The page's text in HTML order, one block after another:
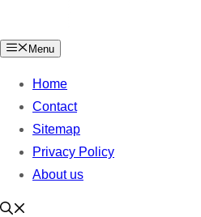
Menu
Home
Contact
Sitemap
Privacy Policy
About us